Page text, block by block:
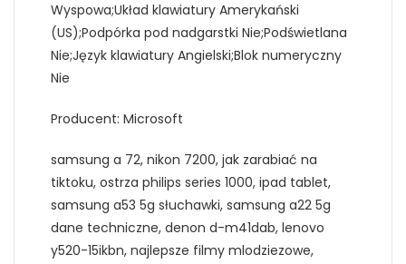
Wyspowa;Układ klawiatury Amerykański
(US);Podpórka pod nadgarstki Nie;Podświetlana
Nie;Język klawiatury Angielski;Blok numeryczny
Nie
Producent: Microsoft
samsung a 72, nikon 7200, jak zarabiać na
tiktoku, ostrza philips series 1000, ipad tablet,
samsung a53 5g słuchawki, samsung a22 5g
dane techniczne, denon d-m41dab, lenovo
y520-15ikbn, najlepsze filmy mlodziezowe,